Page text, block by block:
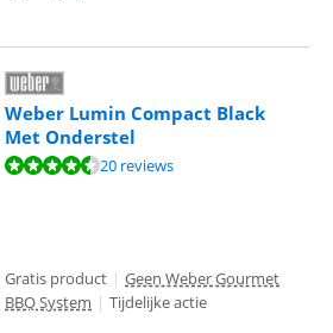
Weber Lumin Compact Black
Met Onderstel
gebaseerd op 20 reviews.
20 reviews
Gratis product | Geen Weber Gourmet
BBQ System | Tijdelijke actie